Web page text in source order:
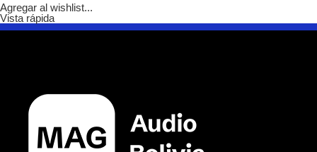
Agregar al wishlist...
Vista rápida